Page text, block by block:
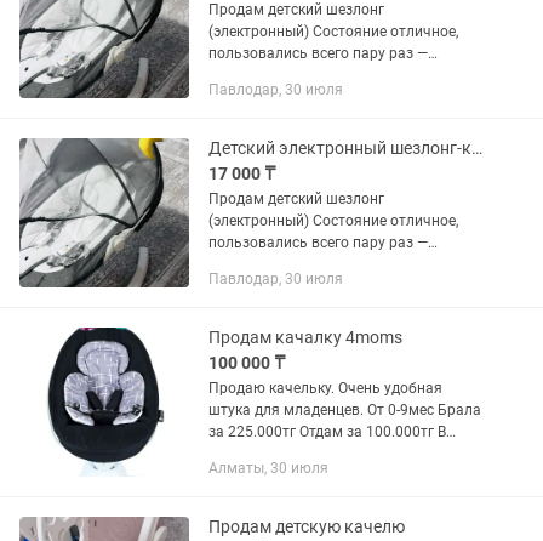
Продам детский шезлонг
(электронный) Состояние отличное,
пользовались всего пару раз —
стоит без дела. Автоматическое
с...
Павлодар, 30 июля
Детский электронный шезлонг-качели Пульт, Bluetooth, как новый
17 000 ₸
Продам детский шезлонг
(электронный) Состояние отличное,
пользовались всего пару раз —
стоит без дела. 🔹 Автоматическое
Управление с...
Павлодар, 30 июля
Продам качалку 4moms
100 000 ₸
Продаю качельку. Очень удобная
штука для младенцев. От 0-9мес Брала
за 225.000тг Отдам за 100.000тг В
Алматы, 30 июля
Продам детскую качелю